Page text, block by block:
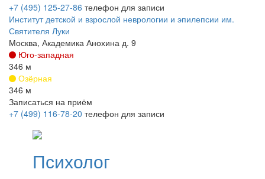
+7 (495) 125-27-86 телефон для записи
Институт детской и взрослой неврологии и эпилепсии им.
Святителя Луки
Москва, Академика Анохина д. 9
Юго-западная
346 м
Озёрная
346 м
Записаться на приём
+7 (499) 116-78-20 телефон для записи
Психолог